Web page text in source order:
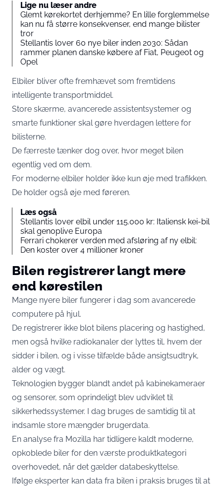
Lige nu læser andre
Glemt kørekortet derhjemme? En lille forglemmelse
kan nu få større konsekvenser, end mange bilister
tror
Stellantis lover 60 nye biler inden 2030: Sådan
rammer planen danske købere af Fiat, Peugeot og
Opel
Elbiler bliver ofte fremhævet som fremtidens
intelligente transportmiddel.
Store skærme, avancerede assistentsystemer og
smarte funktioner skal gøre hverdagen lettere for
bilisterne.
De færreste tænker dog over, hvor meget bilen
egentlig ved om dem.
For moderne elbiler holder ikke kun øje med trafikken.
De holder også øje med føreren.
Læs også
Stellantis lover elbil under 115.000 kr: Italiensk kei-bil
skal genoplive Europa
Ferrari chokerer verden med afsløring af ny elbil:
Den koster over 4 millioner kroner
Bilen registrerer langt mere
end kørestilen
Mange nyere biler fungerer i dag som avancerede
computere på hjul.
De registrerer ikke blot bilens placering og hastighed,
men også hvilke radiokanaler der lyttes til, hvem der
sidder i bilen, og i visse tilfælde både ansigtsudtryk,
alder og vægt.
Teknologien bygger blandt andet på kabinekameraer
og sensorer, som oprindeligt blev udviklet til
sikkerhedssystemer. I dag bruges de samtidig til at
indsamle store mængder brugerdata.
En analyse fra Mozilla har tidligere kaldt moderne,
opkoblede biler for den værste produktkategori
overhovedet, når det gælder databeskyttelse.
Ifølge eksperter kan data fra bilen i praksis bruges til at